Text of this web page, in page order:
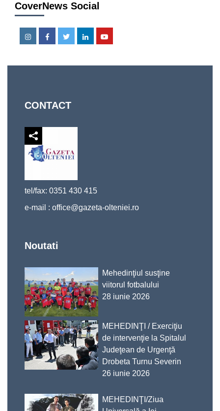
CoverNews Social
InstagramFacebookTwitterLinkedin
CONTACT
tel/fax: 0351 430 415
e-mail : office@gazeta-olteniei.ro
Noutati
Mehedinţiul susţine
viitorul fotbalului
28 iunie 2026
MEHEDINŢI / Exerciţiu
de intervenţie la Spitalul
Judeţean de Urgenţă
Drobeta Turnu Severin
26 iunie 2026
MEHEDINŢI/Ziua